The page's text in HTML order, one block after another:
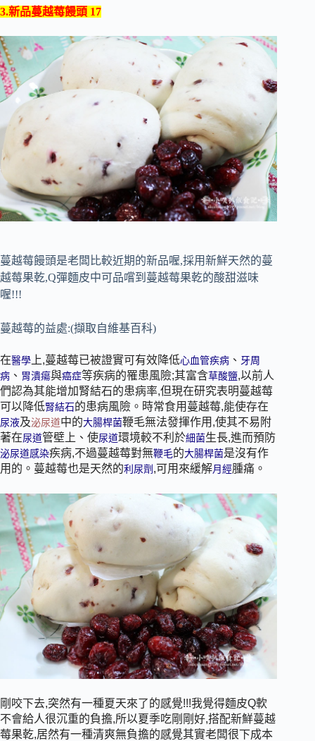
3.新品蔓越莓饅頭 17
蔓越莓饅頭是老闆比較近期的新品喔,採用新鮮天然的蔓
越莓果乾,Q彈麵皮中可品嚐到蔓越莓果乾的酸甜滋味
喔!!!
蔓越莓的益處:(擷取自維基百科)
在醫學 上,蔓越莓已被證實可有效降低心血管疾病 、 牙周
病 、 胃潰瘍與癌症等疾病的罹患風險;其富含草酸鹽,以前人
們認為其能增加腎結石的患病率,但現在研究表明蔓越莓
可以降低腎結石的患病風險 。時常食用蔓越莓,能使存在
尿液及泌尿道中的大腸桿菌鞭毛無法發揮作用,使其不易附
著在尿道管壁上、使尿道環境較不利於細菌生長,進而預防
泌尿道感染疾病,不過蔓越莓對無鞭毛的大腸桿菌是沒有作
用的。蔓越莓也是天然的利尿劑 ,可用來緩解月經腫痛。
剛咬下去,突然有一種夏天來了的感覺!!!我覺得麵皮Q軟
不會給人很沉重的負擔,所以夏季吃剛剛好,搭配新鮮蔓越
莓果乾,居然有一種清爽無負擔的感覺其實老闆很下成本